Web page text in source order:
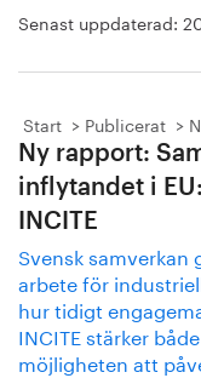
Senast uppdaterad:
Start Publicerat
Ny rapport:
inflytandet i
INCITE
Svensk samverkan
arbete för
hur tidigt
INCITE stärker
möjligheten att